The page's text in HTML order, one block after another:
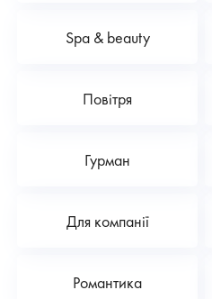
Spa & beauty
Повітря
Гурман
Для компанії
Романтика